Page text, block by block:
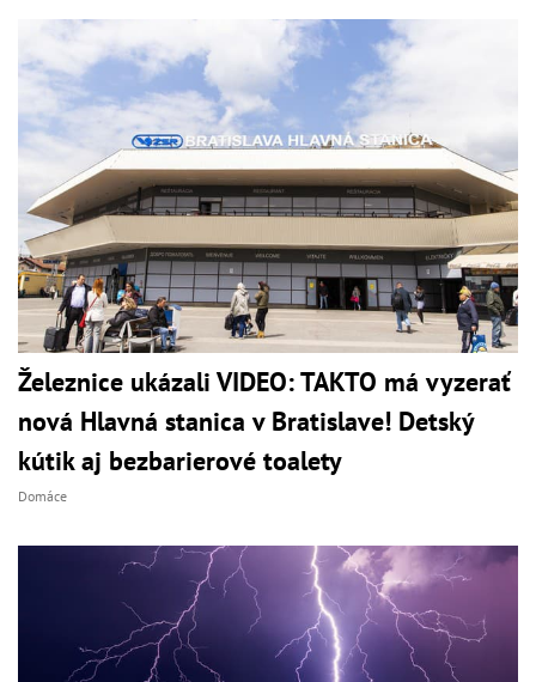
Železnice ukázali VIDEO: TAKTO má vyzerať
nová Hlavná stanica v Bratislave! Detský
kútik aj bezbarierové toalety
Domáce